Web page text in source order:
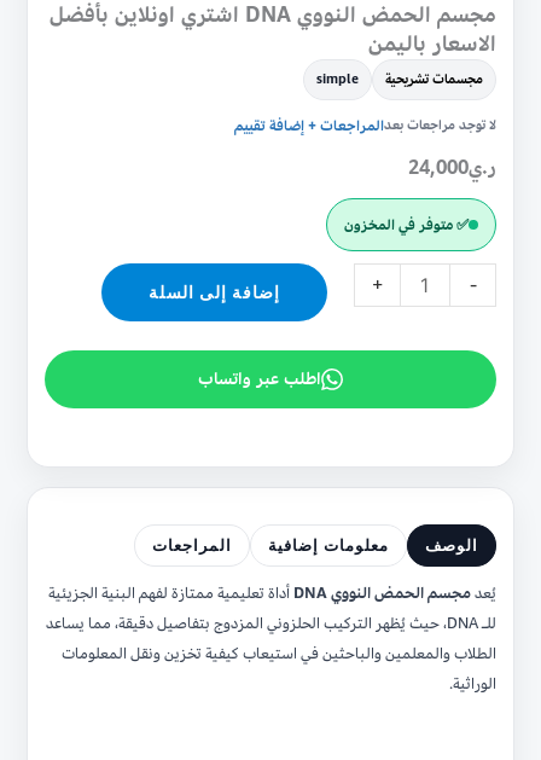
مجسم الحمض النووي DNA اشتري اونلاين بأفضل
الاسعار باليمن
مجسمات تشريحية simple
لا توجد مراجعات بعدالمراجعات + إضافة تقييم
ر.ي24,000
✅ متوفر في المخزون
-
+ إضافة إلى السلة
اطلب عبر واتساب
الوصف معلومات إضافية المراجعات
يُعدمجسم الحمض النووي DNA
أداة تعليمية ممتازة لفهم البنية الجزيئية
للـ DNA، حيث يُظهر التركيب الحلزوني المزدوج بتفاصيل دقيقة، مما يساعد
الطلاب والمعلمين والباحثين في استيعاب كيفية تخزين ونقل المعلومات
الوراثية.